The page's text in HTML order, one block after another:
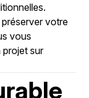
votre
vous
projet sur